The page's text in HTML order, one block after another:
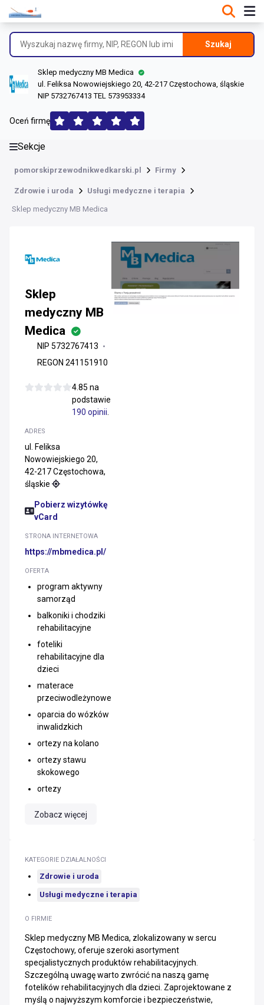
Szukaj
Sklep medyczny MB Medica
ul. Feliksa Nowowiejskiego 20, 42-217 Częstochowa, śląskie
NIP 5732767413 TEL 573953334
Oceń firmę
Sekcje
pomorskiprzewodnikwedkarski.pl Firmy
Zdrowie i uroda Usługi medyczne i terapia
Sklep medyczny MB Medica
Informacje o firmie
Dane rejestrowe
Lokalizacje
Opinie (190)
Sklep
medyczny MB
Medica
NIP 5732767413
REGON 241151910
4.85 na
podstawie
190 opinii
ADRES
ul. Feliksa
Nowowiejskiego 20,
42-217 Częstochowa,
śląskie
Pobierz wizytówkę
vCard
STRONA INTERNETOWA
https://mbmedica.pl/
OFERTA
program aktywny
samorząd
balkoniki i chodziki
rehabilitacyjne
foteliki
rehabilitacyjne dla
dzieci
materace
przeciwodleżynowe
oparcia do wózków
inwalidzkich
ortezy na kolano
ortezy stawu
skokowego
ortezy
Zobacz więcej
O FIRMIE
Sklep medyczny MB Medica, zlokalizowany w sercu
Częstochowy, oferuje szeroki asortyment
specjalistycznych produktów rehabilitacyjnych.
Szczególną uwagę warto zwrócić na naszą gamę
fotelików rehabilitacyjnych dla dzieci. Zaprojektowane z
myślą o najwyższym komforcie i bezpieczeństwie,
KATEGORIE DZIAŁALNOŚCI
Zdrowie i uroda
Usługi medyczne i terapia